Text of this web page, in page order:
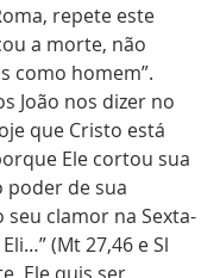
repete este
a morte, não
como homem”.
João nos dizer no
que Cristo está
Ele cortou sua
poder de sua
seu clamor na Sexta-
(Mt 27,46 e Sl
Ele quis ser